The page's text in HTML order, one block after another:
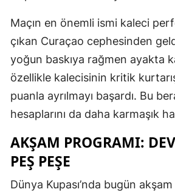
Maçın en önemli ismi kaleci
çıkan Curaçao cephesinden
yoğun baskıya rağmen ayakta
özellikle kalecisinin kritik
puanla ayrılmayı başardı. Bu
hesaplarını da daha karmaşık
AKŞAM PROGRAMI:
PEŞ PEŞE
Dünya Kupası’nda bugün